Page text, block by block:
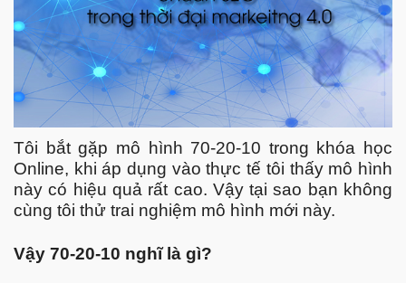
Tôi bắt gặp mô hình 70-20-10 trong khóa học
Online, khi áp dụng vào thực tế tôi thấy mô hình
này có hiệu quả rất cao. Vậy tại sao bạn không
cùng tôi thử trai nghiệm mô hình mới này.
Vậy 70-20-10 nghĩ là gì?